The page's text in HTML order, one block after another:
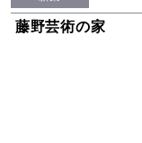
藤野芸術の家